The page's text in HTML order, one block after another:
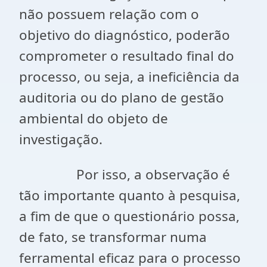
não possuem relação com o
objetivo do diagnóstico, poderão
comprometer o resultado final do
processo, ou seja, a ineficiência da
auditoria ou do plano de gestão
ambiental do objeto de
investigação.
Por isso, a observação é
tão importante quanto à pesquisa,
a fim de que o questionário possa,
de fato, se transformar numa
ferramental eficaz para o processo